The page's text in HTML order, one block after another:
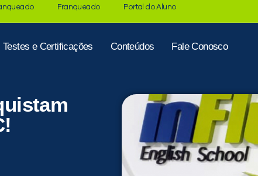
Franqueado Portal do Aluno
Testes e Certificações Conteúdos Fale Conosco